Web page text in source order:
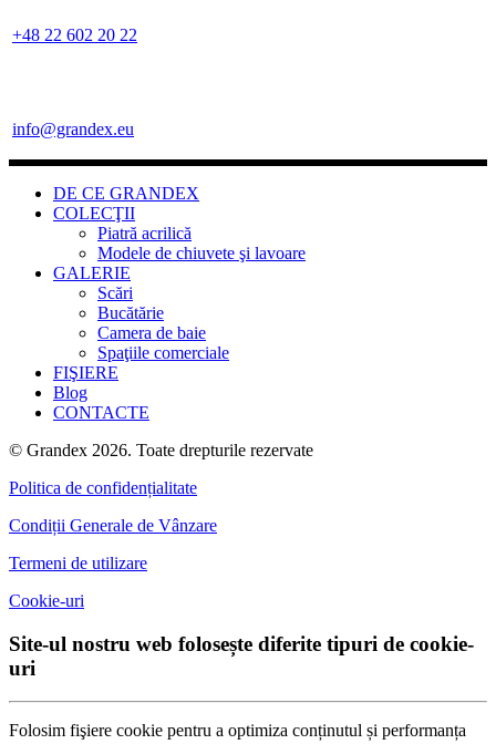
+48 22 602 20 22
info@grandex.eu
DE CE GRANDEX
COLECŢII
Piatră acrilică
Modele de chiuvete şi lavoare
GALERIE
Scări
Bucătărie
Camera de baie
Spaţiile comerciale
FIŞIERE
Blog
CONTACTE
© Grandex 2026. Toate drepturile rezervate
Politica de confidențialitate
Condiții Generale de Vânzare
Termeni de utilizare
Cookie-uri
Site-ul nostru web folosește diferite tipuri de cookie-
uri
Folosim fişiere cookie pentru a optimiza conținutul și performanța